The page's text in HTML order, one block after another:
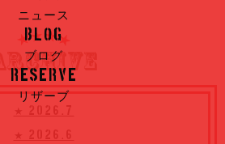
ニュース
blog
ブログ
RESERVE
リザーブ
ARCHIVE
★ 2026.7
★ 2026.6